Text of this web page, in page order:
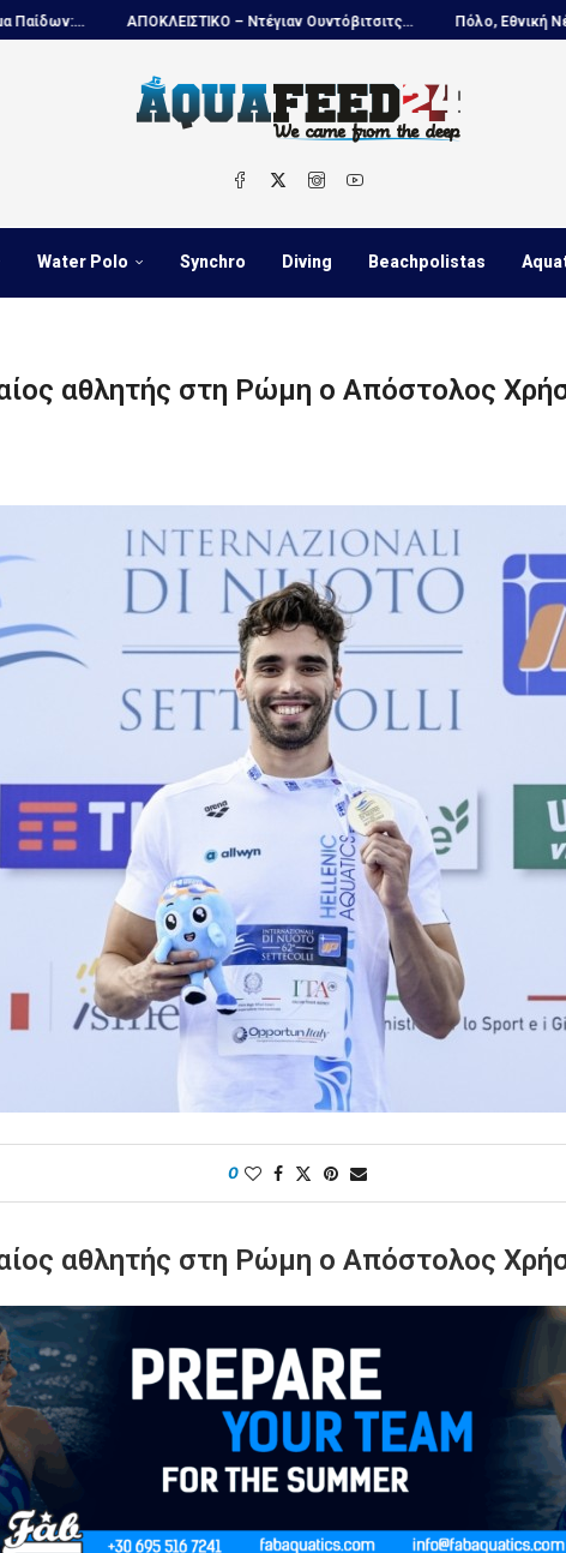
– Ντέγιαν Ουντόβιτσιτς... Πόλο, Εθνική Νέων Ανδρών...
Water Polo Synchro Diving Beachpolistas
αθλητής στη Ρώμη ο Απόστολος
0
αθλητής στη Ρώμη ο Απόστολος